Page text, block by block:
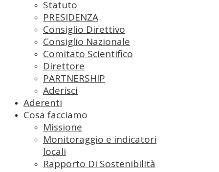
Statuto
PRESIDENZA
Consiglio Direttivo
Consiglio Nazionale
Comitato Scientifico
Direttore
PARTNERSHIP
Aderisci
Aderenti
Cosa facciamo
Missione
Monitoraggio e indicatori
locali
Rapporto Di Sostenibilità